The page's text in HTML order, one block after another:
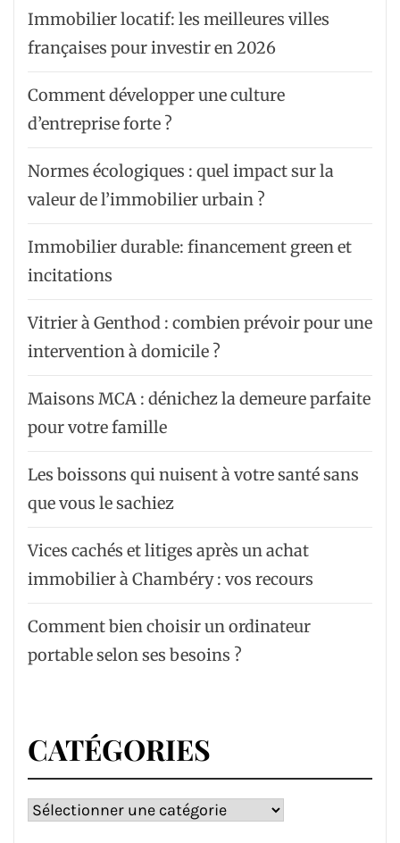
Immobilier locatif: les meilleures villes
françaises pour investir en 2026
Comment développer une culture
d’entreprise forte ?
Normes écologiques : quel impact sur la
valeur de l’immobilier urbain ?
Immobilier durable: financement green et
incitations
Vitrier à Genthod : combien prévoir pour une
intervention à domicile ?
Maisons MCA : dénichez la demeure parfaite
pour votre famille
Les boissons qui nuisent à votre santé sans
que vous le sachiez
Vices cachés et litiges après un achat
immobilier à Chambéry : vos recours
Comment bien choisir un ordinateur
portable selon ses besoins ?
CATÉGORIES
Catégories